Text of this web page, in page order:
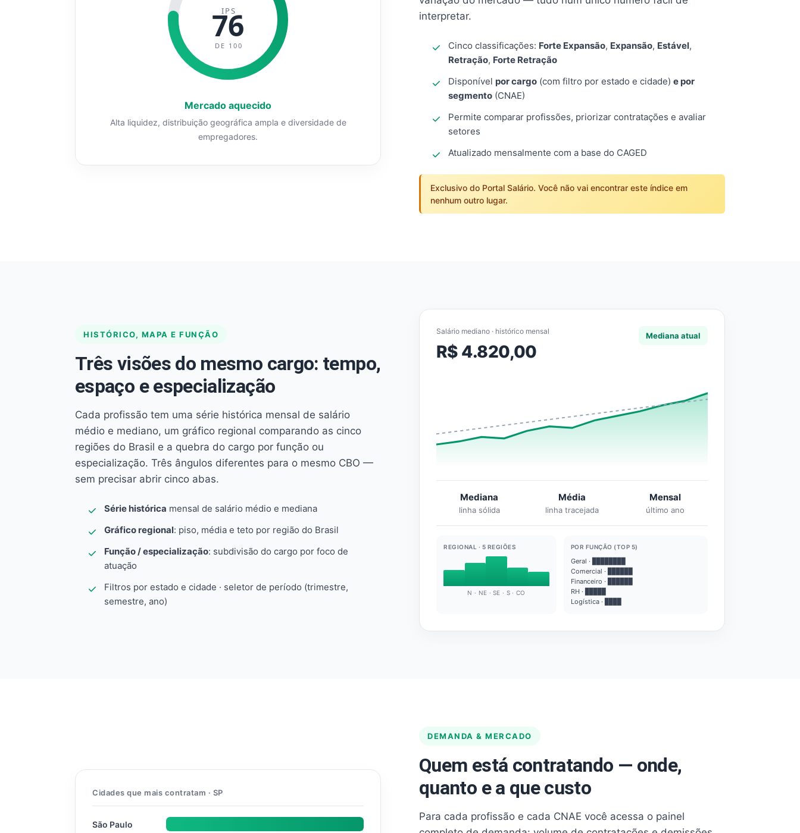
interpretar.
Cinco classificações: Forte Expansão, Expansão, Estável,
Retração, Forte Retração
Disponível por cargo (com filtro por estado e cidade) e por
segmento (CNAE)
Permite comparar profissões, priorizar contratações e avaliar
setores
Atualizado mensalmente com a base do CAGED
Exclusivo do Portal Salário. Você não vai encontrar este índice em
nenhum outro lugar.
IPS
76
DE 100
Mercado aquecido
Alta liquidez, distribuição geográfica ampla e diversidade de
empregadores.
HISTÓRICO, MAPA E FUNÇÃO
Três visões do mesmo cargo: tempo,
espaço e especialização
Cada profissão tem uma série histórica mensal de salário
médio e mediano, um gráfico regional comparando as cinco
regiões do Brasil e a quebra do cargo por função ou
especialização. Três ângulos diferentes para o mesmo CBO —
sem precisar abrir cinco abas.
Série histórica mensal de salário médio e mediana
Gráfico regional: piso, média e teto por região do Brasil
Função / especialização: subdivisão do cargo por foco de
atuação
Filtros por estado e cidade · seletor de período (trimestre,
semestre, ano)
Salário mediano · histórico mensal
R$ 4.820,00
Mediana atual
Mediana
linha sólida
Média
linha tracejada
Mensal
último ano
REGIONAL · 5 REGIÕES
N · NE · SE · S · CO
POR FUNÇÃO (TOP 5)
Geral · ████████
Comercial · ██████
Financeiro · ██████
RH · █████
Logística · ████
DEMANDA & MERCADO
Quem está contratando — onde,
quanto e a que custo
Para cada profissão e cada CNAE você acessa o painel
Cidades que mais contratam · SP
São Paulo